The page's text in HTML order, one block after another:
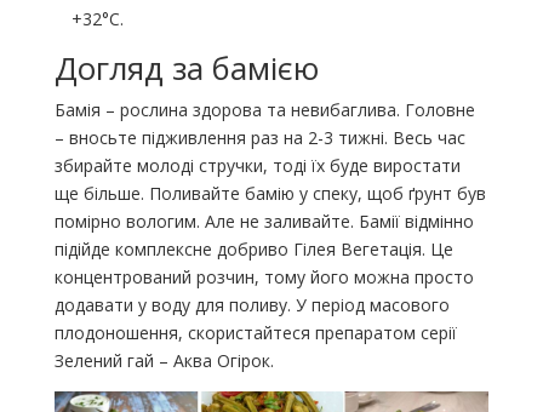
+32°С.
Догляд за бамією
Бамія – рослина здорова та невибаглива. Головне
– вносьте підживлення раз на 2-3 тижні. Весь час
збирайте молоді стручки, тоді їх буде виростати
ще більше. Поливайте бамію у спеку, щоб ґрунт був
помірно вологим. Але не заливайте. Бамії відмінно
підійде комплексне добриво Гілея Вегетація. Це
концентрований розчин, тому його можна просто
додавати у воду для поливу. У період масового
плодоношення, скористайтеся препаратом серії
Зелений гай – Аква Огірок.